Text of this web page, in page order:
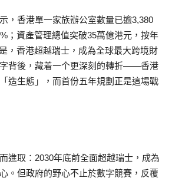
，香港單一家族辦公室數量已逾3,380
；資產管理總值突破35萬億港元，按年
，香港超越瑞士，成為全球最大跨境財
背後，藏着一个更深刻的轉折——香港
造生態」，而首份五年規劃正是這場戰
進取：2030年底前全面超越瑞士，成為
。但政府的野心不止於數字競賽，反覆